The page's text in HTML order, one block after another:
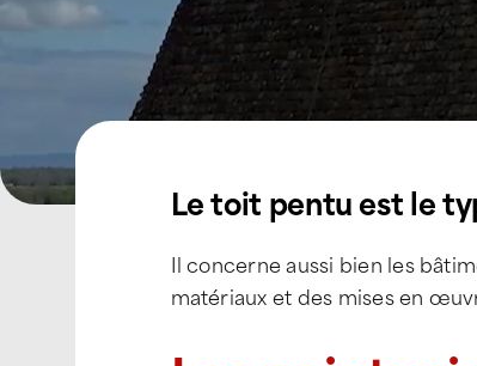
Le toit pentu est le
Il concerne aussi bien les
matériaux et des mises en